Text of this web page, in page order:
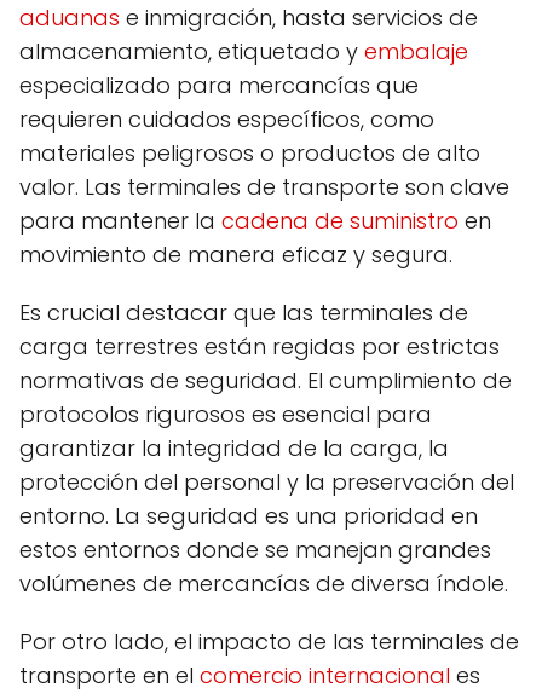
aduanas e inmigración, hasta servicios de
almacenamiento, etiquetado y embalaje
especializado para mercancías que
requieren cuidados específicos, como
materiales peligrosos o productos de alto
valor. Las terminales de transporte son clave
para mantener la cadena de suministro en
movimiento de manera eficaz y segura.
Es crucial destacar que las terminales de
carga terrestres están regidas por estrictas
normativas de seguridad. El cumplimiento de
protocolos rigurosos es esencial para
garantizar la integridad de la carga, la
protección del personal y la preservación del
entorno. La seguridad es una prioridad en
estos entornos donde se manejan grandes
volúmenes de mercancías de diversa índole.
Por otro lado, el impacto de las terminales de
transporte en el comercio internacional es